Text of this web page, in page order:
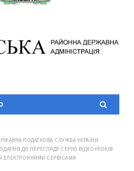
ПОДАТКОВА СЛУЖБА УКРАЇНИ
ДО ПЕРЕГЛЯДУ СЕРІЮ ВІДЕОУРОКІВ
ЕЛЕКТРОННИМИ СЕРВІСАМИ